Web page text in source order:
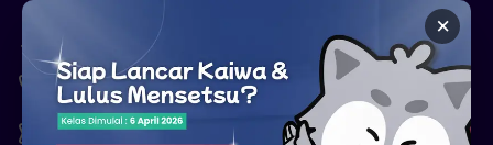
×
Pare, Kediri - Jawa Timur
6287777326344
marketing@kaiwa.id